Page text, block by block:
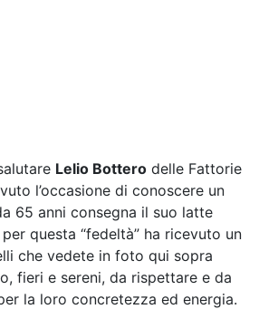
Lelio Bottero delle Fattorie
l’occasione di conoscere un
65 anni consegna il suo latte
per questa “fedeltà” ha ricevuto un
che vedete in foto qui sopra
fieri e sereni, da rispettare e da
la loro concretezza ed energia.